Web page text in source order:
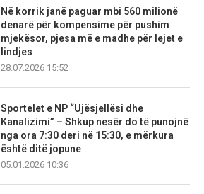
Në korrik janë paguar mbi 560 milionë
denarë për kompensime për pushim
mjekësor, pjesa më e madhe për lejet e
lindjes
28.07.2026 15:52
Sportelet e NP “Ujësjellësi dhe
Kanalizimi” – Shkup nesër do të punojnë
nga ora 7:30 deri në 15:30, e mërkura
është ditë jopune
05.01.2026 10:36